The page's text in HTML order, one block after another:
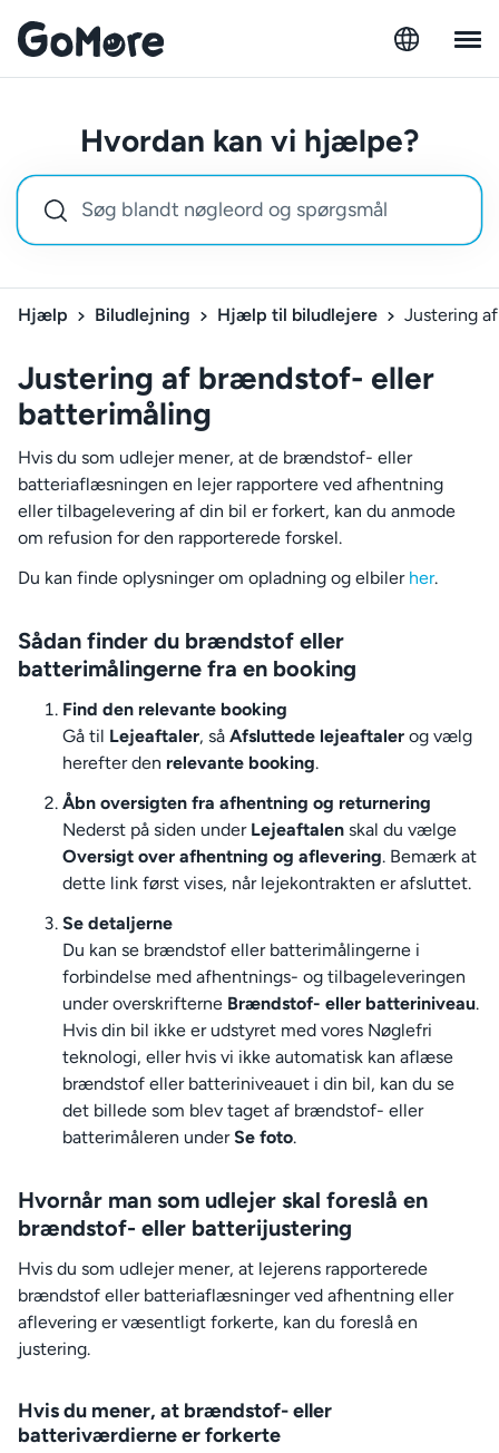
Hvordan kan vi hjælpe?
Hjælp Biludlejning Hjælp til biludlejere Justering
Justering af brændstof- eller
batterimåling
Hvis du som udlejer mener, at de brændstof- eller
batteriaflæsningen en lejer rapportere ved afhentning
eller tilbagelevering af din bil er forkert, kan du anmode
om refusion for den rapporterede forskel.
Du kan finde oplysninger om opladning og elbiler her.
Sådan finder du brændstof eller
batterimålingerne fra en booking
Find den relevante booking
Gå til Lejeaftaler, så Afsluttede lejeaftaler og vælg
herefter den relevante booking.
Åbn oversigten fra afhentning og returnering
Nederst på siden under Lejeaftalen skal du vælge
Oversigt over afhentning og aflevering. Bemærk at
dette link først vises, når lejekontrakten er afsluttet.
Se detaljerne
Du kan se brændstof eller batterimålingerne i
forbindelse med afhentnings- og tilbageleveringen
under overskrifterne Brændstof- eller batteriniveau.
Hvis din bil ikke er udstyret med vores Nøglefri
teknologi, eller hvis vi ikke automatisk kan aflæse
brændstof eller batteriniveauet i din bil, kan du se
det billede som blev taget af brændstof- eller
batterimåleren underSe foto.
Hvornår man som udlejer skal foreslå en
brændstof- eller batterijustering
Hvis du som udlejer mener, at lejerens rapporterede
brændstof eller batteriaflæsninger ved afhentning eller
aflevering er væsentligt forkerte, kan du foreslå en
justering.
Hvis du mener, at brændstof- eller
batteriværdierne er forkerte